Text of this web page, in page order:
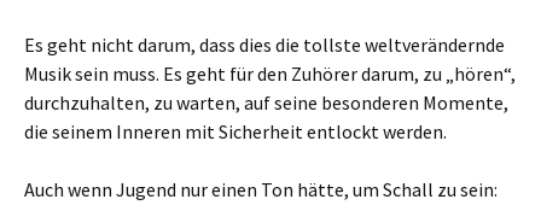
Es geht nicht darum, dass dies die tollste weltverändernde
Musik sein muss. Es geht für den Zuhörer darum, zu „hören“,
durchzuhalten, zu warten, auf seine besonderen Momente,
die seinem Inneren mit Sicherheit entlockt werden.
Auch wenn Jugend nur einen Ton hätte, um Schall zu sein: